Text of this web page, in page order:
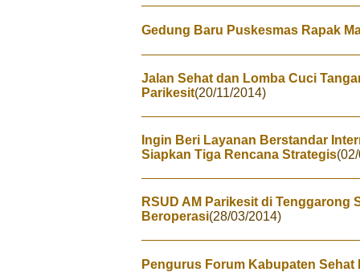
Gedung Baru Puskesmas Rapak
Jalan Sehat dan Lomba Cuci
Parikesit(20/11/2014)
Ingin Beri Layanan Berstandar
Siapkan Tiga Rencana Strategis
RSUD AM Parikesit di Tenggarong
Beroperasi(28/03/2014)
Pengurus Forum Kabupaten Sehat